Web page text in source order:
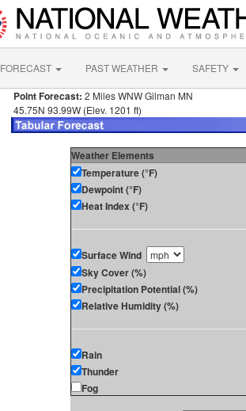
FORECAST PAST WEATHER SAFETY
Point Forecast: 2 Miles WNW Gilman MN
45.75N 93.99W (Elev. 1201 ft)
Weather Elements
Temperature (°F)
Dewpoint (°F)
Heat Index (°F)
Surface Wind
Sky Cover (%)
Precipitation Potential (%)
Relative Humidity (%)
Rain
Thunder
Fog